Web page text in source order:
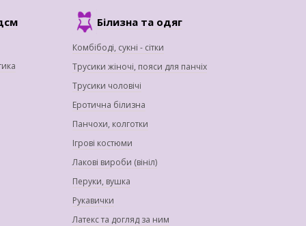
Білизна та одяг
Комбібоді, сукні - сітки
Трусики жіночі, пояси для панчіх
Трусики чоловічі
Еротична білизна
Панчохи, колготки
Ігрові костюми
Лакові вироби (вініл)
Перуки, вушка
Рукавички
Латекс та догляд за ним